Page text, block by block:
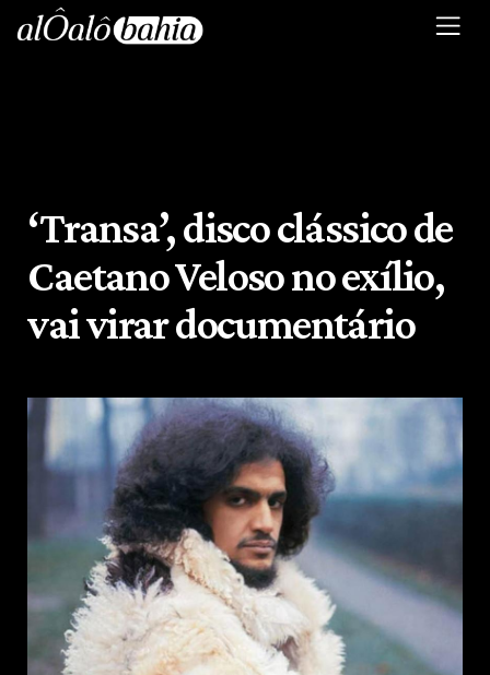
‘Transa’, disco clássico de
Caetano Veloso no exílio,
vai virar documentário